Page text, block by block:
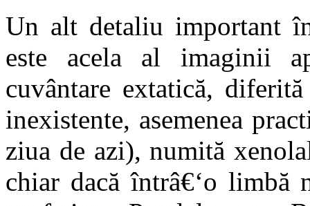
Un alt detaliu important
este acela al imaginii
cuvântare extatică,
inexistente, asemenea
ziua de azi), numită
chiar dacă întrâ€‘o limbă